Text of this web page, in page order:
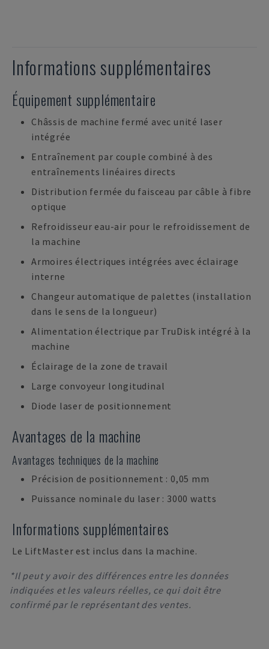
Informations supplémentaires
Équipement supplémentaire
Châssis de machine fermé avec unité laser
intégrée
Entraînement par couple combiné à des
entraînements linéaires directs
Distribution fermée du faisceau par câble à fibre
optique
Refroidisseur eau-air pour le refroidissement de
la machine
Armoires électriques intégrées avec éclairage
interne
Changeur automatique de palettes (installation
dans le sens de la longueur)
Alimentation électrique par TruDisk intégré à la
machine
Éclairage de la zone de travail
Large convoyeur longitudinal
Diode laser de positionnement
Avantages de la machine
Avantages techniques de la machine
Précision de positionnement : 0,05 mm
Puissance nominale du laser : 3000 watts
Informations supplémentaires
Le LiftMaster est inclus dans la machine.
*Il peut y avoir des différences entre les données
indiquées et les valeurs réelles, ce qui doit être
confirmé par le représentant des ventes.